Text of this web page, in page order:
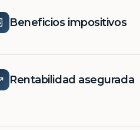
Beneficios impositivos
Rentabilidad asegurada